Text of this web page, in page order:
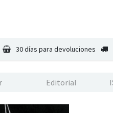
30 días para devoluciones